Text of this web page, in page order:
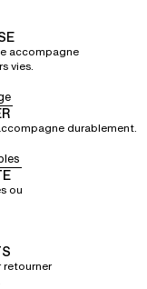
accompagne
vies.
durablement.
ou
retourner